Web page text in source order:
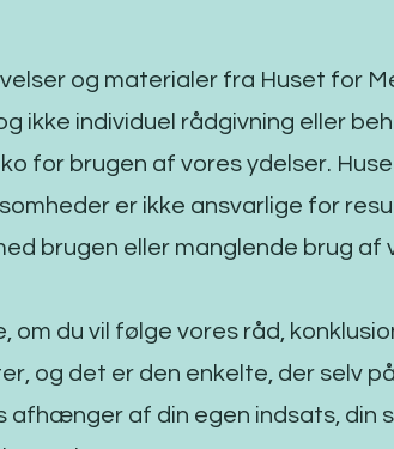
og materialer fra Huset for
ikke individuel rådgivning eller
for brugen af vores ydelser.
er ikke ansvarlige for
brugen eller manglende brug af
du vil følge vores råd,
og det er den enkelte, der selv
afhænger af din egen indsats, din